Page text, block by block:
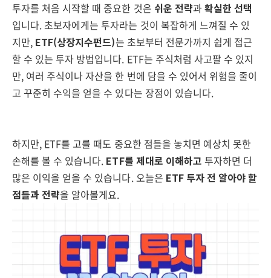
투자를 처음 시작할 때 중요한 것은 쉬운 전략과확실한 선택
입니다. 초보자에게는 투자라는 것이 복잡하게 느껴질 수 있
지만, ETF(상장지수펀드)는 초보부터 전문가까지 쉽게 접근
할 수 있는 투자 방법입니다. ETF는 주식처럼 사고팔 수 있지
만, 여러 주식이나 자산을 한 번에 담을 수 있어서 위험을 줄이
고 꾸준히 수익을 얻을 수 있다는 장점이 있습니다.
하지만, ETF를 고를 때도 중요한 점들을 놓치면 예상치 못한
손해를 볼 수 있습니다. ETF를 제대로 이해하고 투자하면 더
많은 이익을 얻을 수 있습니다. 오늘은 ETF 투자 전 알아야 할
점들과 전략을 알아볼게요.